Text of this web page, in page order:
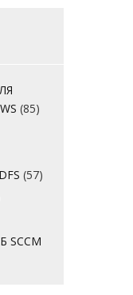
(85)
(57)